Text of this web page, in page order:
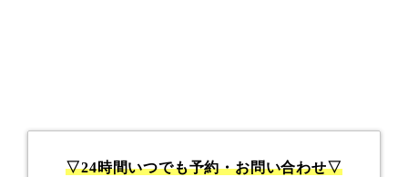
▽24時間いつでも予約・お問い合わせ▽